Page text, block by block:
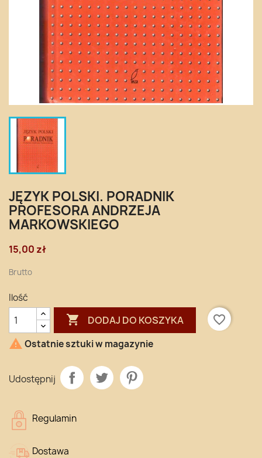
JĘZYK POLSKI. PORADNIK
PROFESORA ANDRZEJA
MARKOWSKIEGO
15,00 zł
Brutto
Ilość
 DODAJ DO KOSZYKA
favorite_border
 Ostatnie sztuki w magazynie
Udostępnij
Regulamin
Dostawa